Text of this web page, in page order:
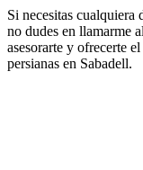
Si necesitas cualquiera
no dudes en llamarme
asesorarte y ofrecerte
persianas en Sabadell.